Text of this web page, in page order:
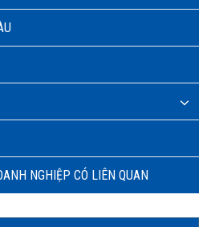
NGHIỆP CÓ LIÊN QUAN